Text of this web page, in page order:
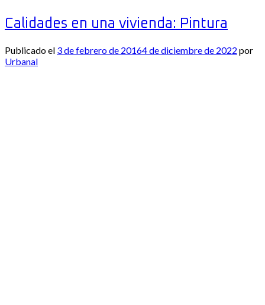
Calidades en una vivienda: Pintura
Publicado el 3 de febrero de 20164 de diciembre de 2022 por
Urbanal